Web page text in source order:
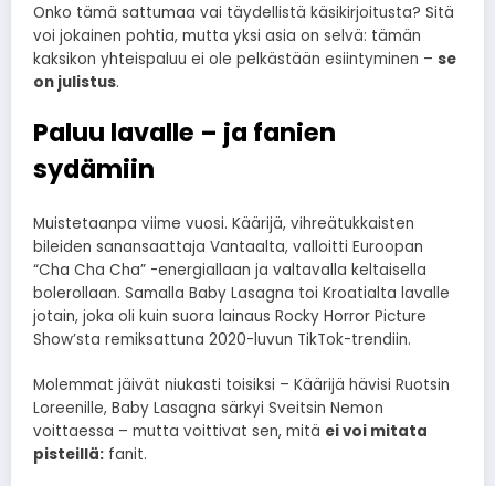
Onko tämä sattumaa vai täydellistä käsikirjoitusta? Sitä
voi jokainen pohtia, mutta yksi asia on selvä: tämän
kaksikon yhteispaluu ei ole pelkästään esiintyminen – se
on julistus.
Paluu lavalle – ja fanien
sydämiin
Muistetaanpa viime vuosi. Käärijä, vihreätukkaisten
bileiden sanansaattaja Vantaalta, valloitti Euroopan
“Cha Cha Cha” -energiallaan ja valtavalla keltaisella
bolerollaan. Samalla Baby Lasagna toi Kroatialta lavalle
jotain, joka oli kuin suora lainaus Rocky Horror Picture
Show’sta remiksattuna 2020-luvun TikTok-trendiin.
Molemmat jäivät niukasti toisiksi – Käärijä hävisi Ruotsin
Loreenille, Baby Lasagna särkyi Sveitsin Nemon
voittaessa – mutta voittivat sen, mitä ei voi mitata
pisteillä: fanit.